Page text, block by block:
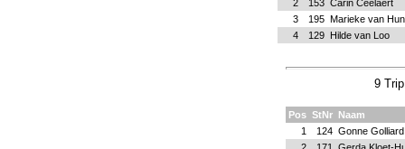
2
153 Carin Ceelaert
3
195 Marieke van
4
129 Hilde van Loo
9
Pos StNr Naam
1
124 Gonne Golliard